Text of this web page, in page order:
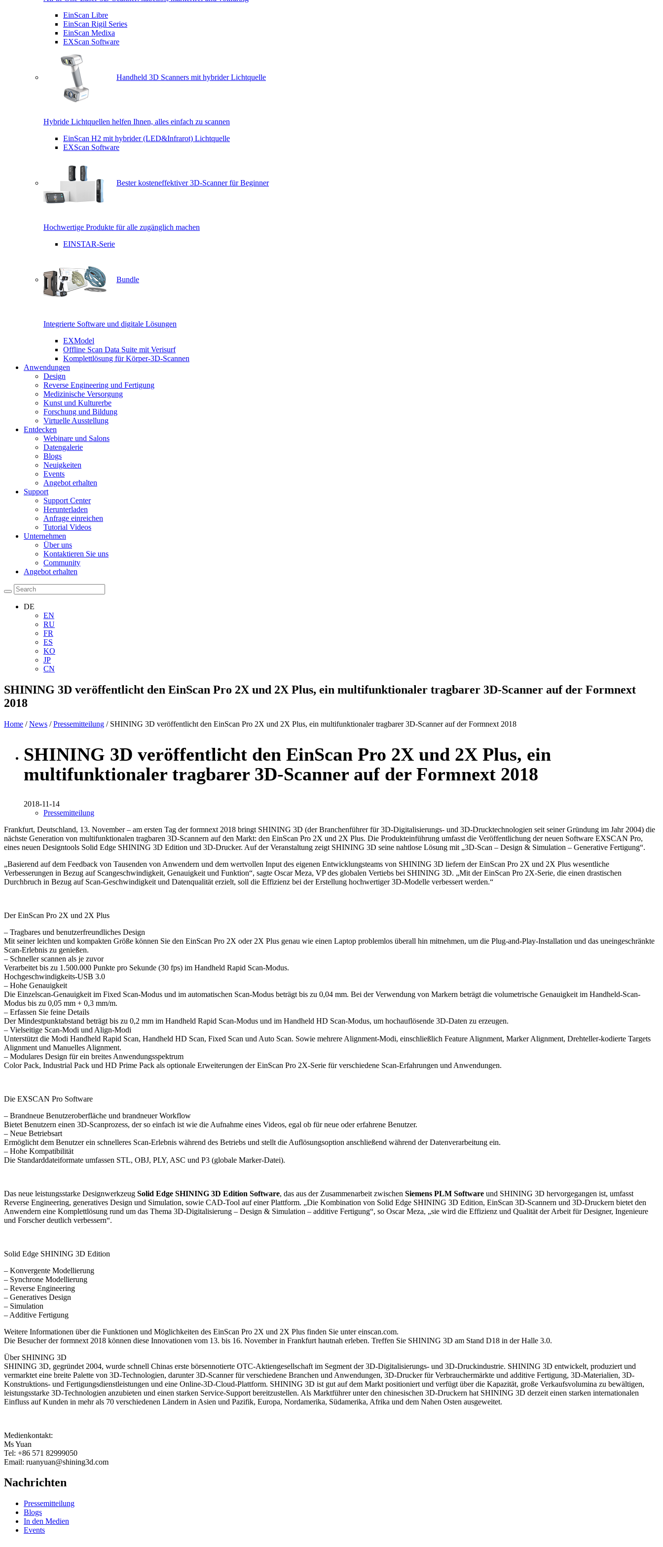
EinScan Libre
EinScan Rigil Series
EinScan Medixa
EXScan Software
Handheld 3D Scanners mit hybrider Lichtquelle
Hybride Lichtquellen helfen Ihnen, alles einfach zu scannen
EinScan H2 mit hybrider (LED&Infrarot) Lichtquelle
EXScan Software
Bester kosteneffektiver 3D-Scanner für Beginner
Hochwertige Produkte für alle zugänglich machen
EINSTAR-Serie
Bundle
Integrierte Software und digitale Lösungen
EXModel
Offline Scan Data Suite mit Verisurf
Komplettlösung für Körper-3D-Scannen
Anwendungen
Design
Reverse Engineering und Fertigung
Medizinische Versorgung
Kunst und Kulturerbe
Forschung und Bildung
Virtuelle Ausstellung
Entdecken
Webinare und Salons
Datengalerie
Blogs
Neuigkeiten
Events
Angebot erhalten
Support
Support Center
Herunterladen
Anfrage einreichen
Tutorial Videos
Unternehmen
Über uns
Kontaktieren Sie uns
Community
Angebot erhalten
DE
EN
RU
FR
ES
KO
JP
CN
SHINING 3D veröffentlicht den EinScan Pro 2X und 2X Plus, ein multifunktionaler tragbarer 3D-Scanner auf der Formnext
2018
Home /News /Pressemitteilung / SHINING 3D veröffentlicht den EinScan Pro 2X und 2X Plus, ein multifunktionaler tragbarer 3D-Scanner auf der Formnext 2018
SHINING 3D veröffentlicht den EinScan Pro 2X und 2X Plus, ein
multifunktionaler tragbarer 3D-Scanner auf der Formnext 2018
2018-11-14
Pressemitteilung
Frankfurt, Deutschland, 13. November – am ersten Tag der formnext 2018 bringt SHINING 3D (der Branchenführer für 3D-Digitalisierungs- und 3D-Drucktechnologien seit seiner Gründung im Jahr 2004) die
nächste Generation von multifunktionalen tragbaren 3D-Scannern auf den Markt: den EinScan Pro 2X und 2X Plus. Die Produkteinführung umfasst die Veröffentlichung der neuen Software EXSCAN Pro,
eines neuen Designtools Solid Edge SHINING 3D Edition und 3D-Drucker. Auf der Veranstaltung zeigt SHINING 3D seine nahtlose Lösung mit „3D-Scan – Design & Simulation – Generative Fertigung“.
„Basierend auf dem Feedback von Tausenden von Anwendern und dem wertvollen Input des eigenen Entwicklungsteams von SHINING 3D liefern der EinScan Pro 2X und 2X Plus wesentliche
Verbesserungen in Bezug auf Scangeschwindigkeit, Genauigkeit und Funktion“, sagte Oscar Meza, VP des globalen Vertiebs bei SHINING 3D. „Mit der EinScan Pro 2X-Serie, die einen drastischen
Durchbruch in Bezug auf Scan-Geschwindigkeit und Datenqualität erzielt, soll die Effizienz bei der Erstellung hochwertiger 3D-Modelle verbessert werden.“
Der EinScan Pro 2X und 2X Plus
– Tragbares und benutzerfreundliches Design
Mit seiner leichten und kompakten Größe können Sie den EinScan Pro 2X oder 2X Plus genau wie einen Laptop problemlos überall hin mitnehmen, um die Plug-and-Play-Installation und das uneingeschränkte
Scan-Erlebnis zu genießen.
– Schneller scannen als je zuvor
Verarbeitet bis zu 1.500.000 Punkte pro Sekunde (30 fps) im Handheld Rapid Scan-Modus.
Hochgeschwindigkeits-USB 3.0
– Hohe Genauigkeit
Die Einzelscan-Genauigkeit im Fixed Scan-Modus und im automatischen Scan-Modus beträgt bis zu 0,04 mm. Bei der Verwendung von Markern beträgt die volumetrische Genauigkeit im Handheld-Scan-
Modus bis zu 0,05 mm + 0,3 mm/m.
– Erfassen Sie feine Details
Der Mindestpunktabstand beträgt bis zu 0,2 mm im Handheld Rapid Scan-Modus und im Handheld HD Scan-Modus, um hochauflösende 3D-Daten zu erzeugen.
– Vielseitige Scan-Modi und Align-Modi
Unterstützt die Modi Handheld Rapid Scan, Handheld HD Scan, Fixed Scan und Auto Scan. Sowie mehrere Alignment-Modi, einschließlich Feature Alignment, Marker Alignment, Drehteller-kodierte Targets
Alignment und Manuelles Alignment.
– Modulares Design für ein breites Anwendungsspektrum
Color Pack, Industrial Pack und HD Prime Pack als optionale Erweiterungen der EinScan Pro 2X-Serie für verschiedene Scan-Erfahrungen und Anwendungen.
Die EXSCAN Pro Software
– Brandneue Benutzeroberfläche und brandneuer Workflow
Bietet Benutzern einen 3D-Scanprozess, der so einfach ist wie die Aufnahme eines Videos, egal ob für neue oder erfahrene Benutzer.
– Neue Betriebsart
Ermöglicht dem Benutzer ein schnelleres Scan-Erlebnis während des Betriebs und stellt die Auflösungsoption anschließend während der Datenverarbeitung ein.
– Hohe Kompatibilität
Die Standarddateiformate umfassen STL, OBJ, PLY, ASC und P3 (globale Marker-Datei).
Das neue leistungsstarke Designwerkzeug Solid Edge SHINING 3D Edition Software, das aus der Zusammenarbeit zwischen Siemens PLM Software und SHINING 3D hervorgegangen ist, umfasst
Reverse Engineering, generatives Design und Simulation, sowie CAD-Tool auf einer Plattform. „Die Kombination von Solid Edge SHINING 3D Edition, EinScan 3D-Scannern und 3D-Druckern bietet den
Anwendern eine Komplettlösung rund um das Thema 3D-Digitalisierung – Design & Simulation – additive Fertigung“, so Oscar Meza, „sie wird die Effizienz und Qualität der Arbeit für Designer, Ingenieure
und Forscher deutlich verbessern“.
Solid Edge SHINING 3D Edition
– Konvergente Modellierung
– Synchrone Modellierung
– Reverse Engineering
– Generatives Design
– Simulation
– Additive Fertigung
Weitere Informationen über die Funktionen und Möglichkeiten des EinScan Pro 2X und 2X Plus finden Sie unter einscan.com.
Die Besucher der formnext 2018 können diese Innovationen vom 13. bis 16. November in Frankfurt hautnah erleben. Treffen Sie SHINING 3D am Stand D18 in der Halle 3.0.
Über SHINING 3D
SHINING 3D, gegründet 2004, wurde schnell Chinas erste börsennotierte OTC-Aktiengesellschaft im Segment der 3D-Digitalisierungs- und 3D-Druckindustrie. SHINING 3D entwickelt, produziert und
vermarktet eine breite Palette von 3D-Technologien, darunter 3D-Scanner für verschiedene Branchen und Anwendungen, 3D-Drucker für Verbrauchermärkte und additive Fertigung, 3D-Materialien, 3D-
Konstruktions- und Fertigungsdienstleistungen und eine Online-3D-Cloud-Plattform. SHINING 3D ist gut auf dem Markt positioniert und verfügt über die Kapazität, große Verkaufsvolumina zu bewältigen,
leistungsstarke 3D-Technologien anzubieten und einen starken Service-Support bereitzustellen. Als Marktführer unter den chinesischen 3D-Druckern hat SHINING 3D derzeit einen starken internationalen
Einfluss auf Kunden in mehr als 70 verschiedenen Ländern in Asien und Pazifik, Europa, Nordamerika, Südamerika, Afrika und dem Nahen Osten ausgeweitet.
Medienkontakt:
Ms Yuan
Tel: +86 571 82999050
Email: ruanyuan@shining3d.com
Nachrichten
Pressemitteilung
Blogs
In den Medien
Events